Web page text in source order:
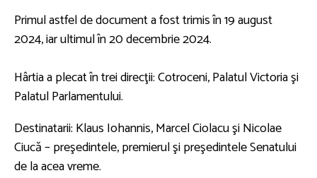
Primul astfel de document a fost trimis în 19 august
2024, iar ultimul în 20 decembrie 2024.
Hârtia a plecat în trei direcţii: Cotroceni, Palatul Victoria şi
Palatul Parlamentului.
Destinatarii: Klaus Iohannis, Marcel Ciolacu şi Nicolae
Ciucă – preşedintele, premierul şi preşedintele Senatului
de la acea vreme.